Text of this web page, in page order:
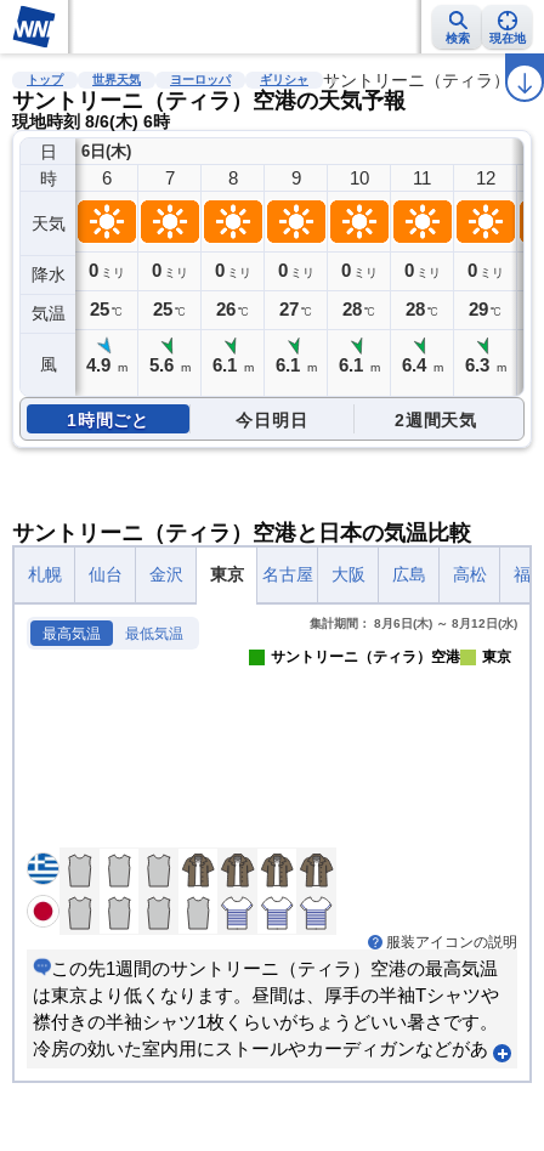
検索 現在地
雨雲レーダー 台風情報 地震情報 警報・注意報 2週間天気 ラ
トップ 世界天気 ヨーロッパ ギリシャ サントリーニ（ティラ）空港
サントリーニ（ティラ）空港の天気予報
現地時刻 8/6(木) 6時
日
時
天気
降水
気温
風
6日(木)
6
0 ミリ
25℃
4.9 m
7
0 ミリ
25℃
5.6 m
8
0 ミリ
26℃
6.1 m
9
0 ミリ
27℃
6.1 m
10
0 ミリ
28℃
6.1 m
11
0 ミリ
28℃
6.4 m
12
0 ミリ
29℃
6.3 m
1時間ごと 今日明日 2週間天気
サントリーニ（ティラ）空港と日本の気温比較
札幌 仙台 金沢 東京 名古屋 大阪 広島 高松 福
最高気温 最低気温
集計期間： 8月6日(木) ～ 8月12日(水)
サントリーニ（ティラ）空港 東京
服装アイコンの説明
この先1週間のサントリーニ（ティラ）空港の最高気温
は東京より低くなります。昼間は、厚手の半袖Tシャツや
襟付きの半袖シャツ1枚くらいがちょうどいい暑さです。
冷房の効いた室内用にストールやカーディガンなどがあ